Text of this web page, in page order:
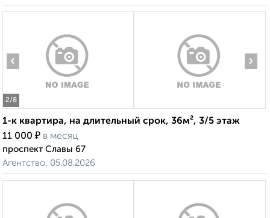
2/8
‹ ›
1-к квартира, на длительный срок, 36м², 3/5 этаж
11 000 ₽ в месяц
проспект Славы 67
Агентство, 05.08.2026